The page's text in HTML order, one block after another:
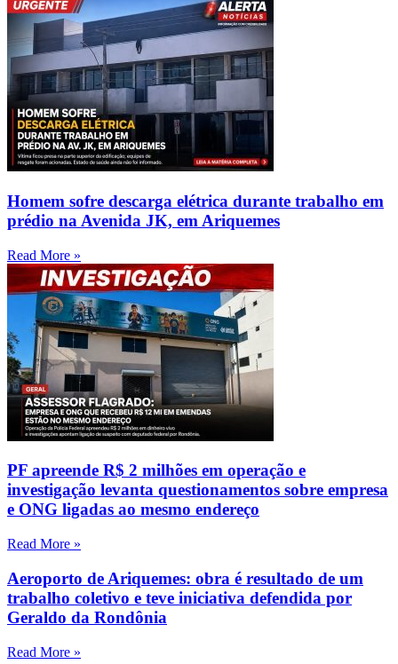
Homem sofre descarga elétrica durante trabalho em
prédio na Avenida JK, em Ariquemes
Read More »
PF apreende R$ 2 milhões em operação e
investigação levanta questionamentos sobre empresa
e ONG ligadas ao mesmo endereço
Read More »
Aeroporto de Ariquemes: obra é resultado de um
trabalho coletivo e teve iniciativa defendida por
Geraldo da Rondônia
Read More »